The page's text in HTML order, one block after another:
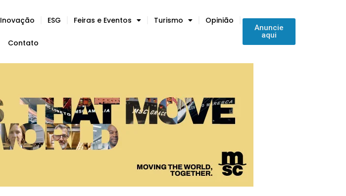
Inovação ESG Feiras e Eventos Turismo Opinião
Contato
Anuncie
aqui